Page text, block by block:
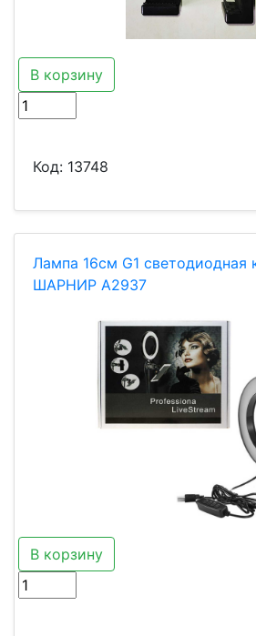
В корзину
Код: 13748
Лампа 16см G1 светодиодная
ШАРНИР A2937
В корзину